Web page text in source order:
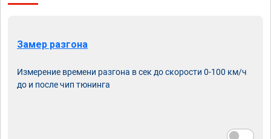
Замер разгона
Измерение времени разгона в сек до скорости 0-100 км/ч
до и после чип тюнинга